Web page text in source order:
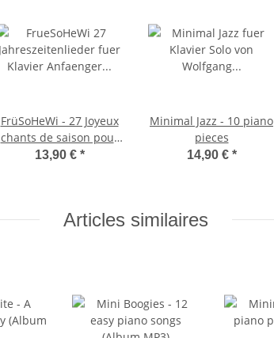
FrüSoHeWi - 27 Joyeux
chants de saison pour
petits pianistes
13,90 € *
Minimal Jazz - 10 piano
pieces
14,90 € *
Articles similaires